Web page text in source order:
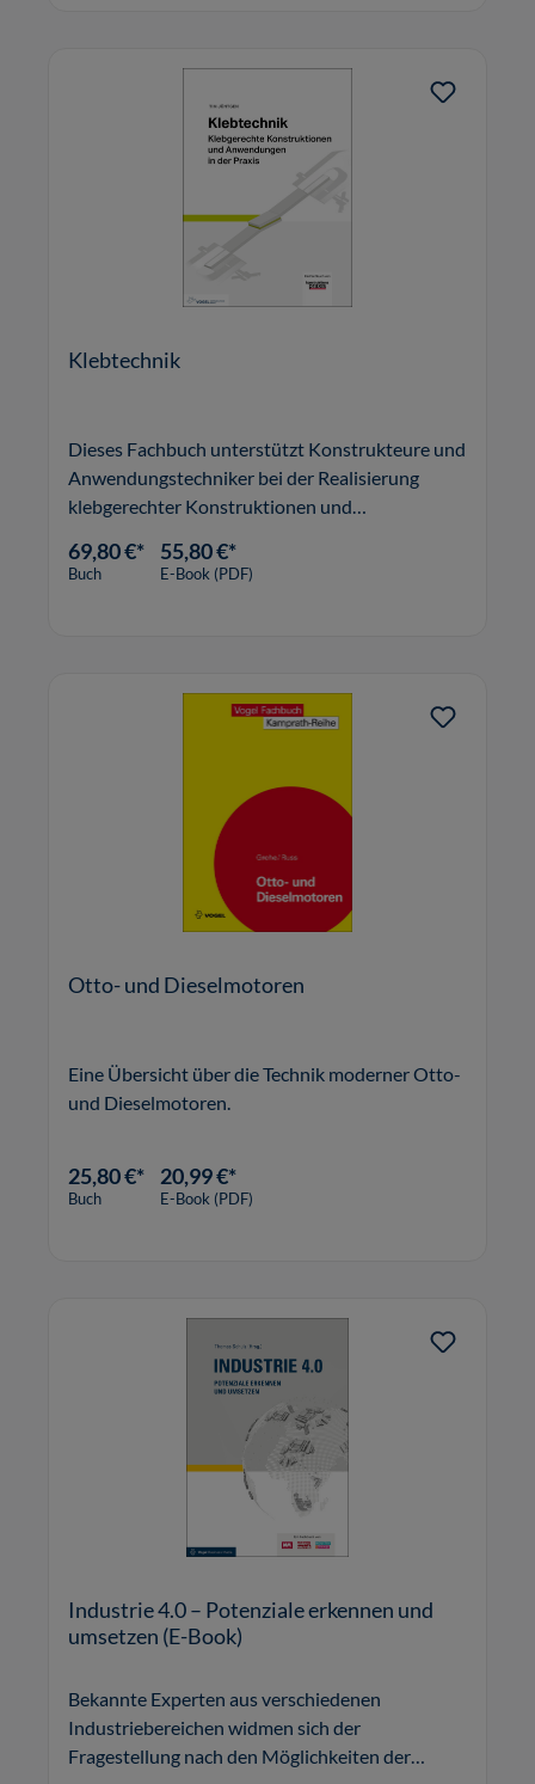
Klebtechnik
Dieses Fachbuch unterstützt Konstrukteure und
Anwendungstechniker bei der Realisierung
klebgerechter Konstruktionen und
69,80 €*
Buch
55,80 €*
E-Book (PDF)
Otto- und Dieselmotoren
Eine Übersicht über die Technik moderner Otto-
und Dieselmotoren.
25,80 €*
Buch
20,99 €*
E-Book (PDF)
Industrie 4.0 – Potenziale erkennen und
umsetzen (E-Book)
Bekannte Experten aus verschiedenen
Industriebereichen widmen sich der
Fragestellung nach den Möglichkeiten der